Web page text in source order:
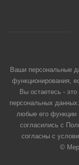
Ваши персональные
функционирования,
Вы остаетесь -
персональных
любые его функции
согласились с
согласны с
©